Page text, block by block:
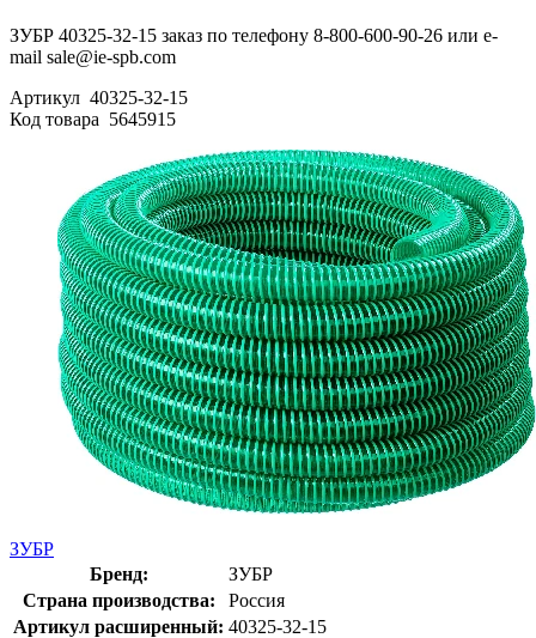
ЗУБР 40325-32-15 заказ по телефону 8-800-600-90-26 или e-
mail sale@ie-spb.com
Артикул 40325-32-15
Код товара 5645915
ЗУБР
Бренд:
ЗУБР
Страна производства:
Россия
Артикул расширенный: 40325-32-15